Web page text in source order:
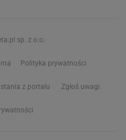
sp. z o.o.
Polityka prywatności
z portalu Zgłoś uwagi